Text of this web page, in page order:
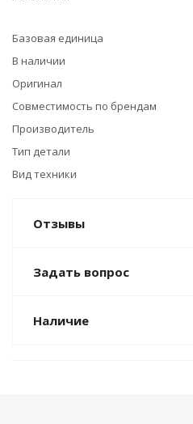
Базовая единица
В наличии
Оригинал
Совместимость по брендам
Производитель
Тип детали
Вид техники
Отзывы
Задать вопрос
Наличие